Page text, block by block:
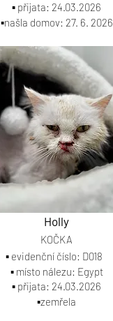
▪️ přijata: 24.03.2026
▪️našla domov: 27. 6. 2026
Holly
▪️ evidenční číslo: D018
▪️ místo nálezu: Egypt
▪️ přijata: 24.03.2026
▪️zemřela
KOČKA